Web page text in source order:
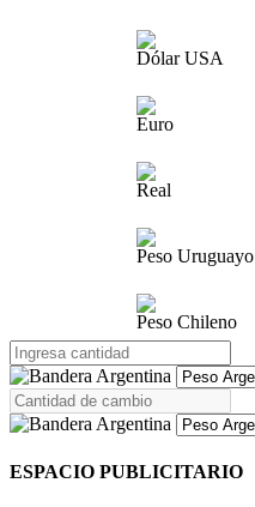
Dólar USA
Euro
Real
Peso Uruguayo
Peso Chileno
ESPACIO PUBLICITARIO